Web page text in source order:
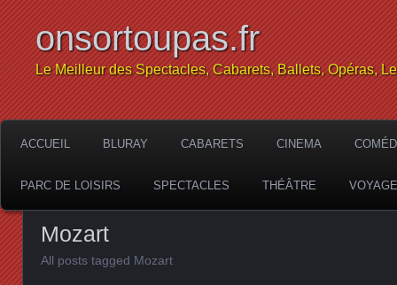
onsortoupas.fr
Le Meilleur des Spectacles, Cabarets, Ballets, Opéras,
ACCUEIL BLURAY CABARETS CINEMA
PARC DE LOISIRS SPECTACLES THÉÂTRE
Mozart
All posts tagged Mozart